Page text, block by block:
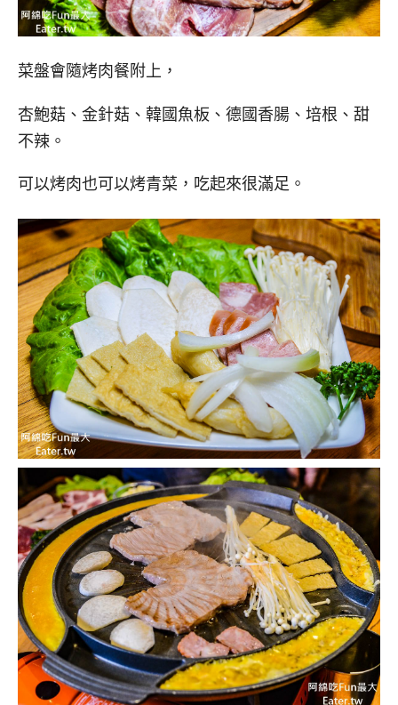
菜盤會隨烤肉餐附上，
杏鮑菇、金針菇、韓國魚板、德國香腸、培根、甜
不辣。
可以烤肉也可以烤青菜，吃起來很滿足。